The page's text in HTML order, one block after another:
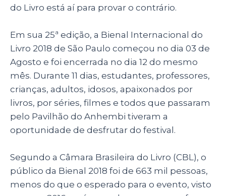
do Livro está aí para provar o contrário.
Em sua 25ª edição, a Bienal Internacional do
Livro 2018 de São Paulo começou no dia 03 de
Agosto e foi encerrada no dia 12 do mesmo
mês. Durante 11 dias, estudantes, professores,
crianças, adultos, idosos, apaixonados por
livros, por séries, filmes e todos que passaram
pelo Pavilhão do Anhembi tiveram a
oportunidade de desfrutar do festival.
Segundo a Câmara Brasileira do Livro (CBL), o
público da Bienal 2018 foi de 663 mil pessoas,
menos do que o esperado para o evento, visto